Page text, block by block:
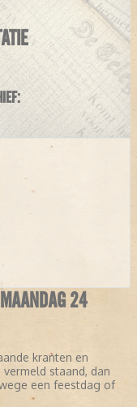
24
kranten en
staand, dan
een feestdag of